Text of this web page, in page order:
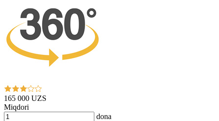
165 000 UZS
Miqdori
dona